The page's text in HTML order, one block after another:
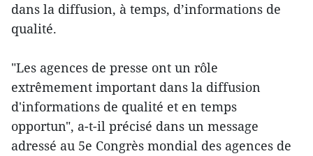
dans la diffusion, à temps, d’informations de
qualité.
"Les agences de presse ​ont un rôle
extrêmement important dans la diffusion
d'informations de qualité et en temps
opportun", a-t-il précisé dans un message
adressé au 5e Congrès mondial des agences de